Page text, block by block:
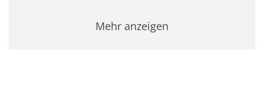
Mehr anzeigen